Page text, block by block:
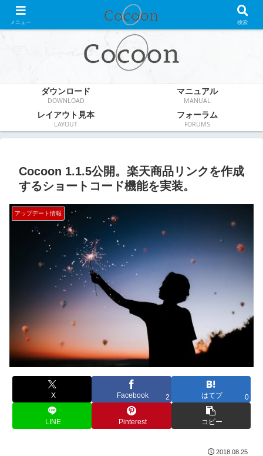
WordPress無料テーマ
ダウンロード
DOWNLOAD
マニュアル
MANUAL
レイアウト見本
LAYOUT
フォーラム
FORUMS
Cocoon 1.1.5公開。楽天商品リンクを作成
するショートコード機能を実装。
アップデート情報
X Facebook 2 はてブ 0
LINE Pinterest コピー
2018.08.25
メニュー 検索